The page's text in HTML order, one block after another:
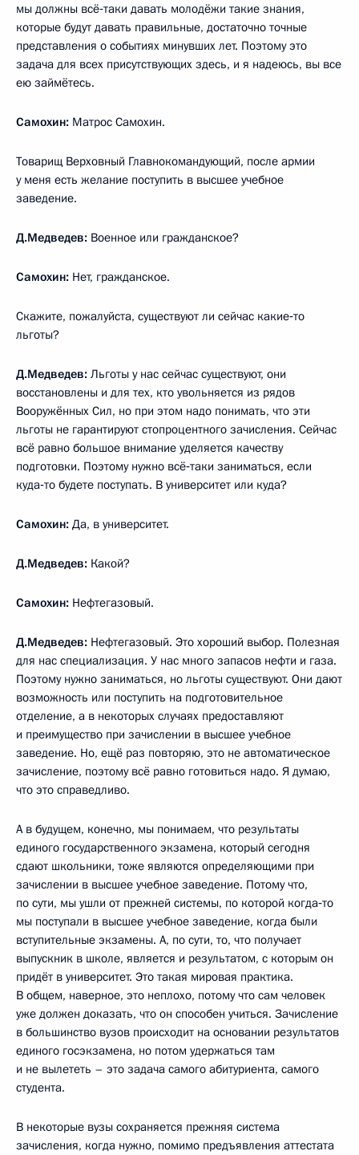
мы должны всё‑таки давать молодёжи такие знания,
которые будут давать правильные, достаточно точные
представления о событиях минувших лет. Поэтому это
задача для всех присутствующих здесь, и я надеюсь, вы все
ею займётесь.
Самохин: Матрос Самохин.
Товарищ Верховный Главнокомандующий, после армии
у меня есть желание поступить в высшее учебное
заведение.
Д.Медведев: Военное или гражданское?
Самохин: Нет, гражданское.
Скажите, пожалуйста, существуют ли сейчас какие‑то
льготы?
Д.Медведев: Льготы у нас сейчас существуют, они
восстановлены и для тех, кто увольняется из рядов
Вооружённых Сил, но при этом надо понимать, что эти
льготы не гарантируют стопроцентного зачисления. Сейчас
всё равно большое внимание уделяется качеству
подготовки. Поэтому нужно всё‑таки заниматься, если
куда‑то будете поступать. В университет или куда?
Самохин: Да, в университет.
Д.Медведев: Какой?
Самохин: Нефтегазовый.
Д.Медведев: Нефтегазовый. Это хороший выбор. Полезная
для нас специализация. У нас много запасов нефти и газа.
Поэтому нужно заниматься, но льготы существуют. Они дают
возможность или поступить на подготовительное
отделение, а в некоторых случаях предоставляют
и преимущество при зачислении в высшее учебное
заведение. Но, ещё раз повторяю, это не автоматическое
зачисление, поэтому всё равно готовиться надо. Я думаю,
что это справедливо.
А в будущем, конечно, мы понимаем, что результаты
единого государственного экзамена, который сегодня
сдают школьники, тоже являются определяющими при
зачислении в высшее учебное заведение. Потому что,
по сути, мы ушли от прежней системы, по которой когда‑то
мы поступали в высшее учебное заведение, когда были
вступительные экзамены. А, по сути, то, что получает
выпускник в школе, является и результатом, с которым он
придёт в университет. Это такая мировая практика.
В общем, наверное, это неплохо, потому что сам человек
уже должен доказать, что он способен учиться. Зачисление
в большинство вузов происходит на основании результатов
единого госэкзамена, но потом удержаться там
и не вылететь – это задача самого абитуриента, самого
студента.
В некоторые вузы сохраняется прежняя система
зачисления, когда нужно, помимо предъявления аттестата